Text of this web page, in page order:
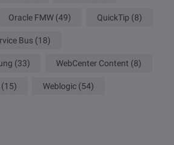
Oracle FMW (49) QuickTip (8)
Bus (18)
(33) WebCenter Content (8)
(15) Weblogic (54)